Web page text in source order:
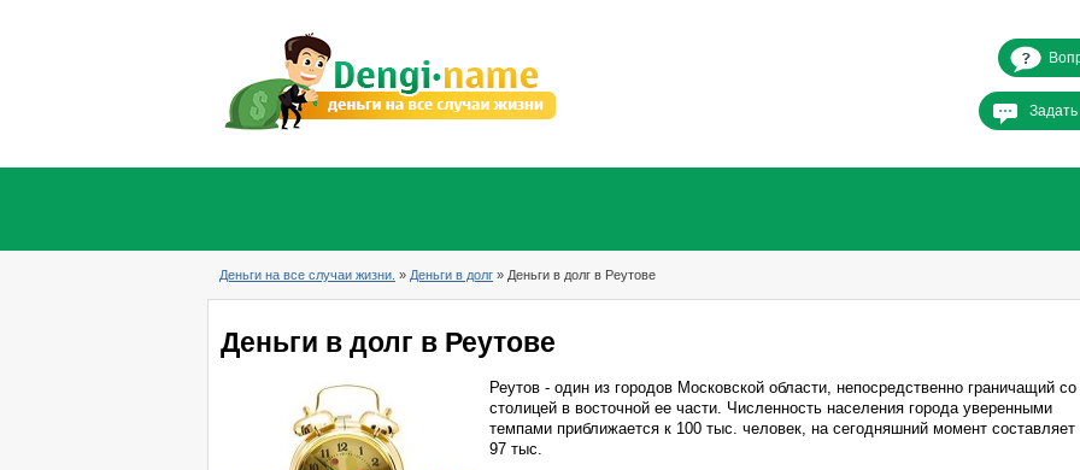
Деньги на все случаи жизни. » Деньги в долг » Деньги в долг в Реутове
Деньги в долг в Реутове
Реутов - один из городов Московской области, непосредственно граничащий со
столицей в восточной ее части. Численность населения города уверенными
темпами приближается к 100 тыс. человек, на сегодняшний момент составляет
97 тыс.